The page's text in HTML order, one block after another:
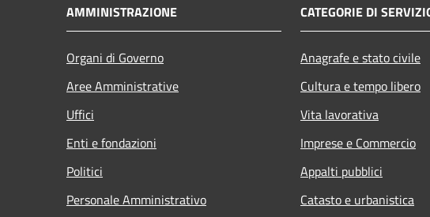
AMMINISTRAZIONE
Organi di Governo
Aree Amministrative
Uffici
Enti e fondazioni
Politici
Personale Amministrativo
CATEGORIE DI
Anagrafe e stato civile
Cultura e tempo libero
Vita lavorativa
Imprese e Commercio
Appalti pubblici
Catasto e urbanistica